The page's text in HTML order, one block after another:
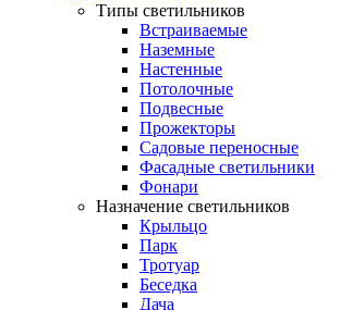
Типы светильников
Встраиваемые
Наземные
Настенные
Потолочные
Подвесные
Прожекторы
Садовые переносные
Фасадные светильники
Фонари
Назначение светильников
Крыльцо
Парк
Тротуар
Беседка
Дача